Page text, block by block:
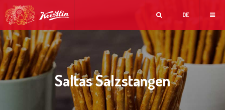
DE
Saltas Salzstangen